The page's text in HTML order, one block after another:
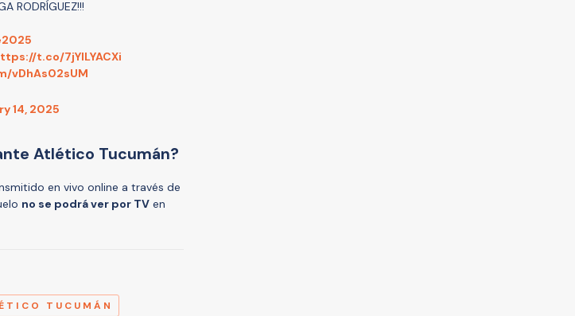
RODRÍGUEZ!!!
t.co/7jYILYACXi
vDhAs02sUM
14, 2025
Atlético Tucumán?
en vivo online a través de
no se podrá ver por TV en
TUCUMÁN